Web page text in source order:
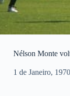
Nélson Monte
1 de Janeiro, 1970